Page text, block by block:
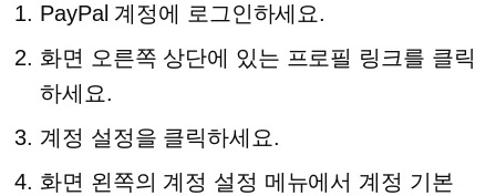
PayPal 계정에 로그인하세요.
화면 오른쪽 상단에 있는 프로필 링크를 클릭
하세요.
계정 설정을 클릭하세요.
화면 왼쪽의 계정 설정 메뉴에서 계정 기본